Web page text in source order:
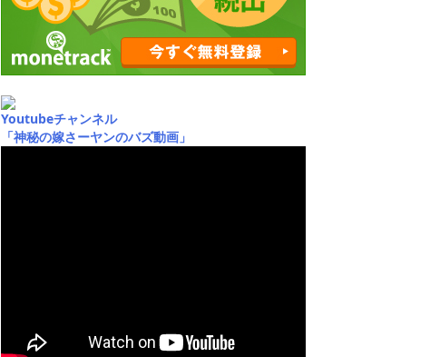
Youtubeチャンネル
「神秘の嫁さーヤンのバズ動画」